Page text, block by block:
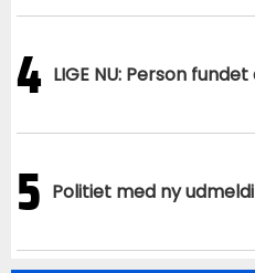
4 LIGE NU: Person
5 Politiet med ny